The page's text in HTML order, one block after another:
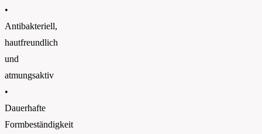
•
Antibakteriell,
hautfreundlich
und
atmungsaktiv
•
Dauerhafte
Formbeständigkeit